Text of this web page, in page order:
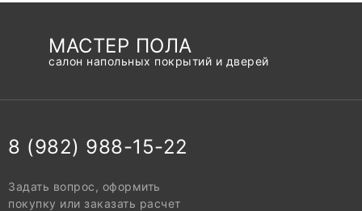
МАСТЕР ПОЛА
салон напольных покрытий и дверей
8 (982) 988-15-22
Задать вопрос, оформить
покупку или заказать расчет